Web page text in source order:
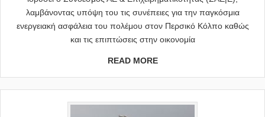
λαμβάνοντας υπόψη του τις συνέπειες για την παγκόσμια
ενεργειακή ασφάλεια του πολέμου στον Περσικό Κόλπο καθώς
και τις επιπτώσεις στην οικονομία
READ MORE